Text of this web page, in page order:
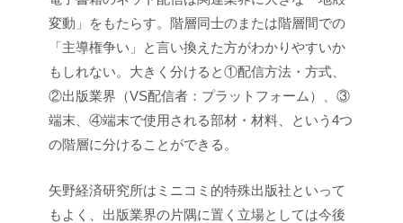
変動」をもたらす。階層同士のまたは階層間での
「主導権争い」と言い換えた方がわかりやすいか
もしれない。大きく分けると①配信方法・方式、
②出版業界（VS配信者：プラットフォーム）、③
端末、④端末で使用される部材・材料、という4つ
の階層に分けることができる。
矢野経済研究所はミニコミ的特殊出版社といって
もよく、出版業界の片隅に置く立場としては今後